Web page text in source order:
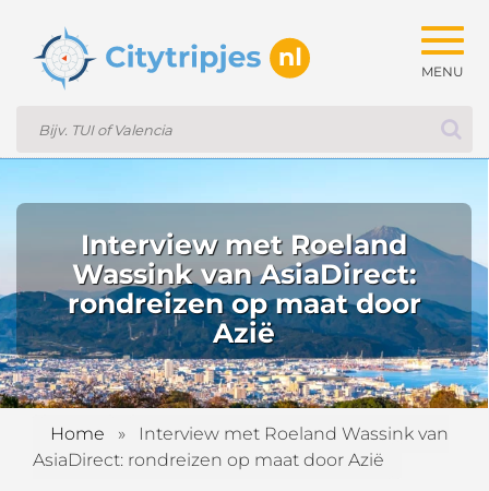
Interview met Roeland
Wassink van AsiaDirect:
rondreizen op maat door
Azië
Home »
Interview met Roeland Wassink van
AsiaDirect: rondreizen op maat door Azië